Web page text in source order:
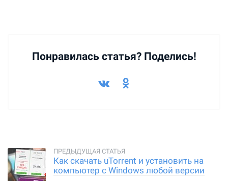
Понравилась статья? Поделись!
Как скачать uTorrent и установить на
компьютер с Windows любой версии